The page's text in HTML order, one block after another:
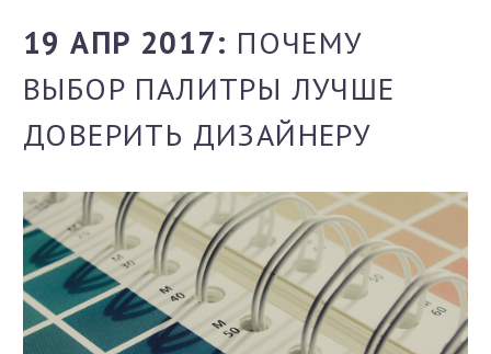
19 АПР 2017: ПОЧЕМУ
ВЫБОР ПАЛИТРЫ ЛУЧШЕ
ДОВЕРИТЬ ДИЗАЙНЕРУ